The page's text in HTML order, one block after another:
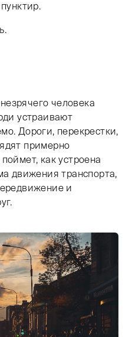
человека
устраивают
Дороги, перекрестки,
примерно
как устроена
движения транспорта,
и